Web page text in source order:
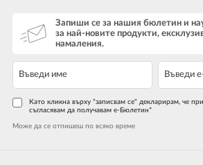
Запиши се за нашия бюлетин и
за най-новите продукти,
намаления.
Като кликна върху "записвам се" декларирам, че
съгласявам да получавам е-Бюлетин*
Може да се отпишеш по всяко време